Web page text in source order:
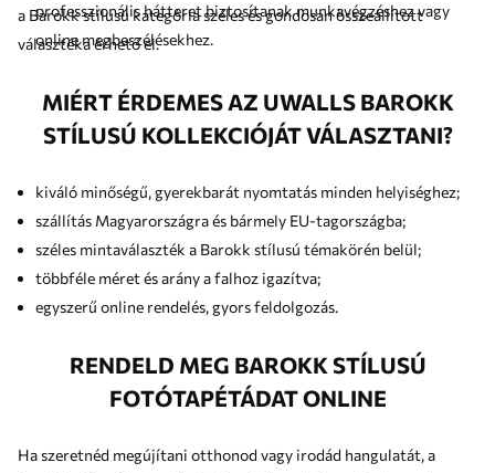
professzionális hátteret biztosítanak munkavégzéshez vagy
online megbeszélésekhez.
a Barokk stílusú kategória széles és gondosan összeállított
választéka érhető el.
MIÉRT ÉRDEMES AZ UWALLS BAROKK
STÍLUSÚ KOLLEKCIÓJÁT VÁLASZTANI?
kiváló minőségű, gyerekbarát nyomtatás minden helyiséghez;
szállítás Magyarországra és bármely EU-tagországba;
széles mintaválaszték a Barokk stílusú témakörén belül;
többféle méret és arány a falhoz igazítva;
egyszerű online rendelés, gyors feldolgozás.
RENDELD MEG BAROKK STÍLUSÚ
FOTÓTAPÉTÁDAT ONLINE
Ha szeretnéd megújítani otthonod vagy irodád hangulatát, a